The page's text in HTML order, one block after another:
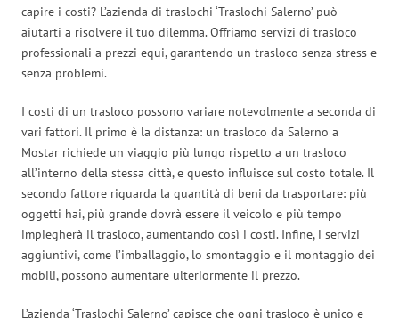
capire i costi? L’azienda di traslochi ‘Traslochi Salerno’ può
aiutarti a risolvere il tuo dilemma. Offriamo servizi di trasloco
professionali a prezzi equi, garantendo un trasloco senza stress e
senza problemi.
I costi di un trasloco possono variare notevolmente a seconda di
vari fattori. Il primo è la distanza: un trasloco da Salerno a
Mostar richiede un viaggio più lungo rispetto a un trasloco
all’interno della stessa città, e questo influisce sul costo totale. Il
secondo fattore riguarda la quantità di beni da trasportare: più
oggetti hai, più grande dovrà essere il veicolo e più tempo
impiegherà il trasloco, aumentando così i costi. Infine, i servizi
aggiuntivi, come l’imballaggio, lo smontaggio e il montaggio dei
mobili, possono aumentare ulteriormente il prezzo.
L’azienda ‘Traslochi Salerno’ capisce che ogni trasloco è unico e